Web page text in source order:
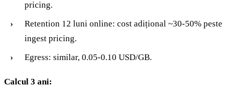
pricing.
Retention 12 luni online: cost adițional ~30-50% peste
ingest pricing.
Egress: similar, 0.05-0.10 USD/GB.
Calcul 3 ani: